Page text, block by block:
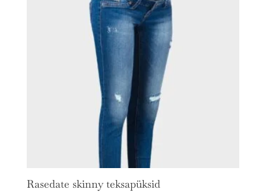
Rasedate skinny teksapüksid